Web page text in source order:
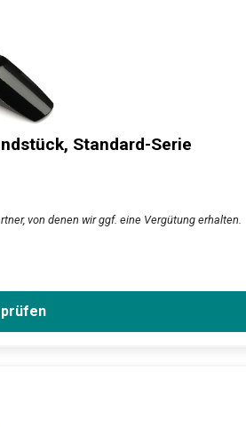
Standard-Serie
von denen wir ggf. eine Vergütung erhalten.